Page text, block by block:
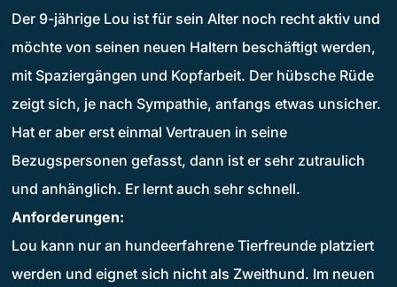
Der 9-jährige Lou ist für sein Alter noch recht aktiv und
möchte von seinen neuen Haltern beschäftigt werden,
mit Spaziergängen und Kopfarbeit. Der hübsche Rüde
zeigt sich, je nach Sympathie, anfangs etwas unsicher.
Hat er aber erst einmal Vertrauen in seine
Bezugspersonen gefasst, dann ist er sehr zutraulich
und anhänglich. Er lernt auch sehr schnell.
Anforderungen:
Lou kann nur an hundeerfahrene Tierfreunde platziert
werden und eignet sich nicht als Zweithund. Im neuen